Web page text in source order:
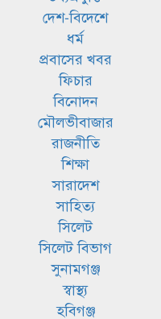
দেশ-বিদেশে
ধর্ম
প্রবাসের খবর
ফিচার
বিনোদন
মৌলভীবাজার
রাজনীতি
শিক্ষা
সারাদেশ
সাহিত্য
সিলেট
সিলেট বিভাগ
সুনামগঞ্জ
স্বাস্থ্য
হবিগঞ্জ